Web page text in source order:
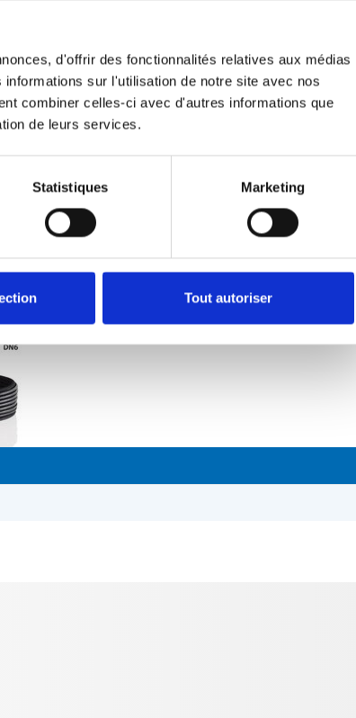
d'offrir des fonctionnalités relatives aux médias
sur l'utilisation de notre site avec nos
combiner celles-ci avec d'autres informations que
de leurs services.
Statistiques Marketing
Tout autoriser